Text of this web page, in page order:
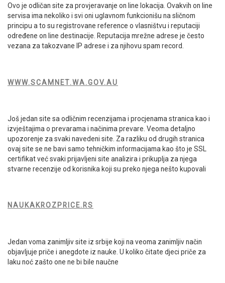
Ovo je odličan site za provjeravanje on line lokacija. Ovakvih on line
servisa ima nekoliko i svi oni uglavnom funkcionišu na sličnom
principu a to su registrovane reference o vlasništvu i reputaciji
određene on line destinacije. Reputacija mrežne adrese je često
vezana za takozvane IP adrese i za njihovu spam record.
WWW.SCAMNET.WA.GOV.AU
Još jedan site sa odličnim recenzijama i procjenama stranica kao i
izvještajima o prevarama i načinima prevare. Veoma detaljno
upozorenje za svaki navedeni site. Za razliku od drugih stranica
ovaj site se ne bavi samo tehničkim informacijama kao što je SSL
certifikat već svaki prijavljeni site analizira i prikuplja za njega
stvarne recenzije od korisnika koji su preko njega nešto kupovali
NAUKAKROZPRICE.RS
Jedan voma zanimljiv site iz srbije koji na veoma zanimljiv način
objavljuje priče i anegdote iz nauke. U koliko čitate djeci priče za
laku noć zašto one ne bi bile naučne